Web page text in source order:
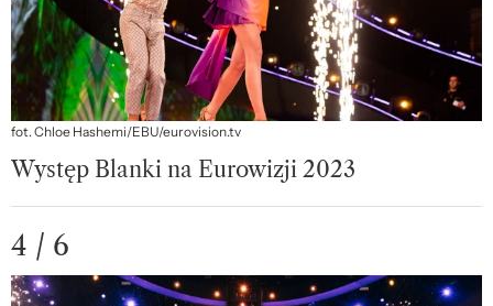
fot. Chloe Hashemi/EBU/eurovision.tv
Występ Blanki na Eurowizji 2023
4 / 6